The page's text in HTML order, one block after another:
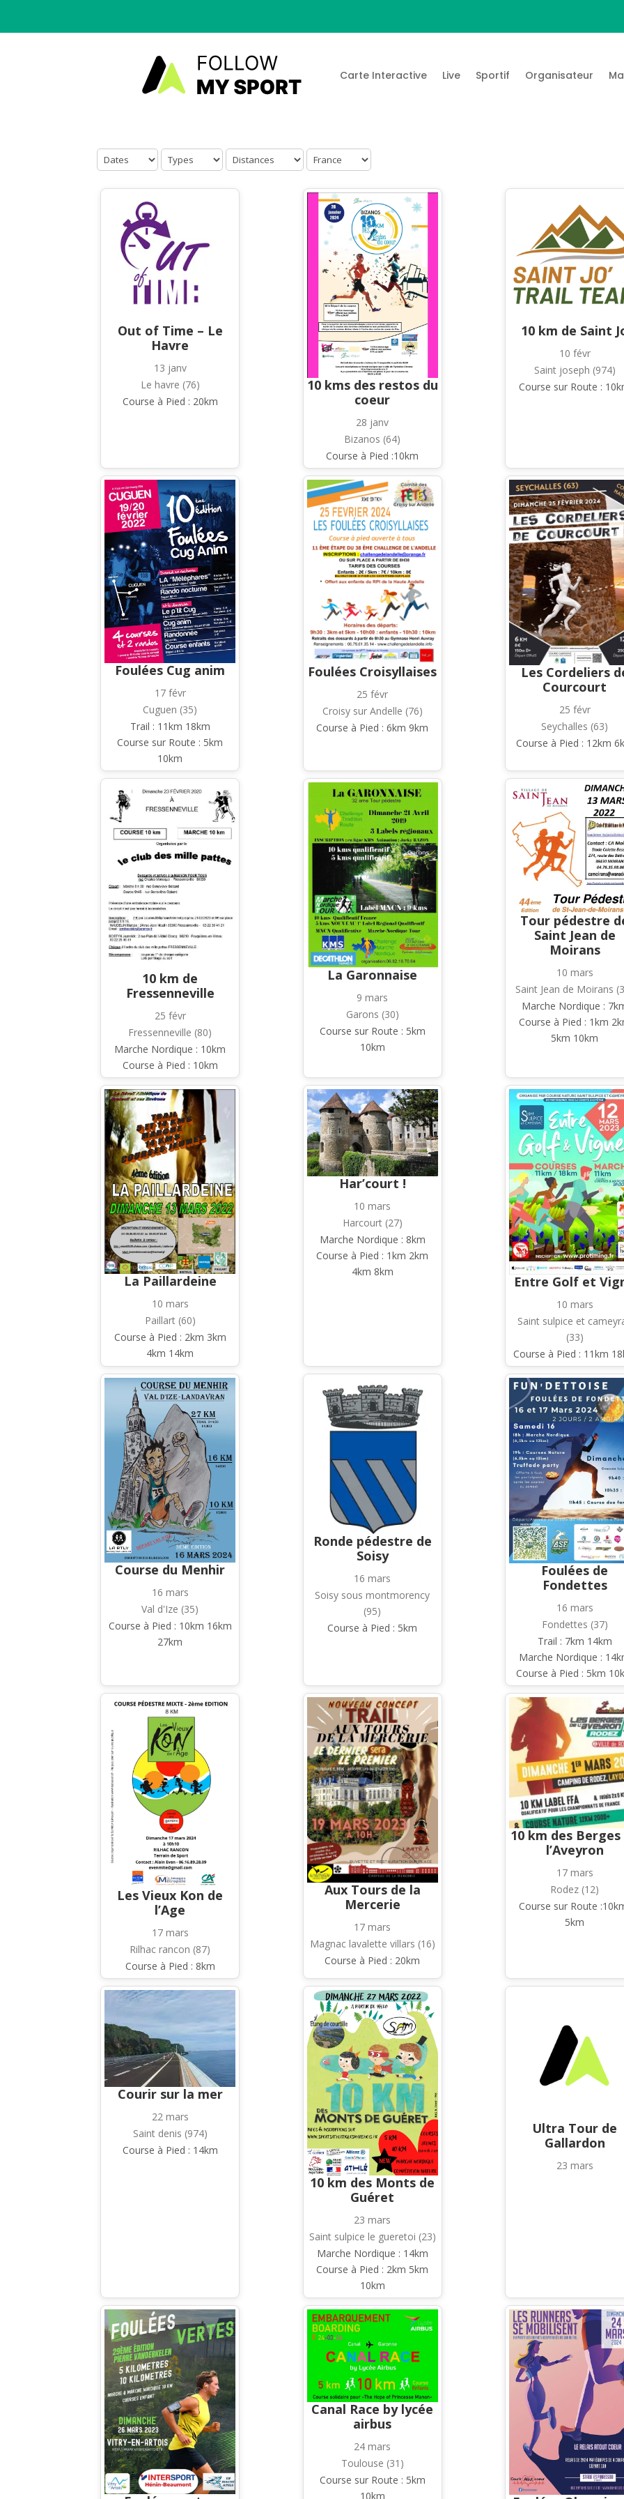
Carte Interactive Live Sportif Organisateur
Out of Time – Le
Havre
13 janv
Le havre (76)
Course à Pied : 20km
10 kms des restos du
coeur
28 janv
Bizanos (64)
Course à Pied :10km
10 km de Saint
10 févr
Saint joseph (974)
Course sur Route :
Foulées Cug anim
17 févr
Cuguen (35)
Trail : 11km 18km
Course sur Route : 5km
10km
Foulées Croisyllaises
25 févr
Croisy sur Andelle (76)
Course à Pied : 6km 9km
Les Cordeliers
Courcourt
25 févr
Seychalles (63)
Course à Pied : 12km
10 km de
Fressenneville
25 févr
Fressenneville (80)
Marche Nordique : 10km
Course à Pied : 10km
La Garonnaise
9 mars
Garons (30)
Course sur Route : 5km
10km
Tour pédestre
Saint Jean de
Moirans
10 mars
Saint Jean de Moirans
Marche Nordique :
Course à Pied : 1km
5km 10km
La Paillardeine
10 mars
Paillart (60)
Course à Pied : 2km 3km
4km 14km
Har’court !
10 mars
Harcourt (27)
Marche Nordique : 8km
Course à Pied : 1km 2km
4km 8km
Entre Golf et
10 mars
Saint sulpice et
(33)
Course à Pied : 11km
Course du Menhir
16 mars
Val d'Ize (35)
Course à Pied : 10km 16km
27km
Ronde pédestre de
Soisy
16 mars
Soisy sous montmorency
(95)
Course à Pied : 5km
Foulées de
Fondettes
16 mars
Fondettes (37)
Trail : 7km 14km
Marche Nordique :
Course à Pied : 5km
Les Vieux Kon de
l’Age
17 mars
Rilhac rancon (87)
Course à Pied : 8km
Aux Tours de la
Mercerie
17 mars
Magnac lavalette villars (16)
Course à Pied : 20km
10 km des Berges
l’Aveyron
17 mars
Rodez (12)
Course sur Route
5km
Courir sur la mer
22 mars
Saint denis (974)
Course à Pied : 14km
10 km des Monts de
Guéret
23 mars
Saint sulpice le gueretoi (23)
Marche Nordique : 14km
Course à Pied : 2km 5km
10km
Ultra Tour de
Gallardon
23 mars
Canal Race by lycée
airbus
24 mars
Toulouse (31)
Course sur Route : 5km
10km